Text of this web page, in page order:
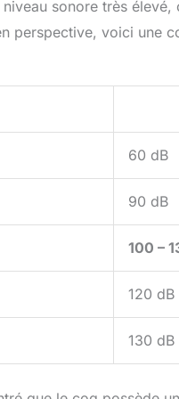
sonore très
perspective, voici une
60 dB
90 dB
100 –
120 dB
130 dB